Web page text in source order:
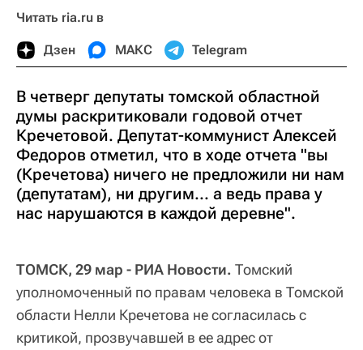
Читать ria.ru в
Дзен МАКС Telegram
В четверг депутаты томской областной
думы раскритиковали годовой отчет
Кречетовой. Депутат-коммунист Алексей
Федоров отметил, что в ходе отчета "вы
(Кречетова) ничего не предложили ни нам
(депутатам), ни другим... а ведь права у
нас нарушаются в каждой деревне".
ТОМСК, 29 мар - РИА Новости. Томский
уполномоченный по правам человека в Томской
области Нелли Кречетова не согласилась с
критикой, прозвучавшей в ее адрес от